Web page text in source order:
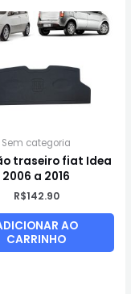
Sem categoria
traseiro fiat Idea
2006 a 2016
R$142.90
AO
CARRINHO